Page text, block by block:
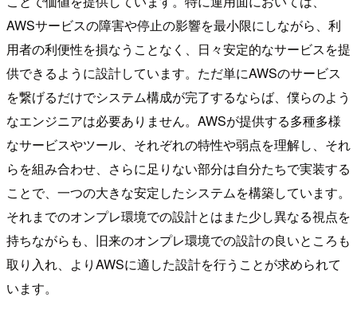
AWSサービスの障害や停止の影響を最小限にしながら、利
用者の利便性を損なうことなく、日々安定的なサービスを提
供できるように設計しています。ただ単にAWSのサービス
を繋げるだけでシステム構成が完了するならば、僕らのよう
なエンジニアは必要ありません。AWSが提供する多種多様
なサービスやツール、それぞれの特性や弱点を理解し、それ
らを組み合わせ、さらに足りない部分は自分たちで実装する
ことで、一つの大きな安定したシステムを構築しています。
それまでのオンプレ環境での設計とはまた少し異なる視点を
持ちながらも、旧来のオンプレ環境での設計の良いところも
取り入れ、よりAWSに適した設計を行うことが求められて
います。